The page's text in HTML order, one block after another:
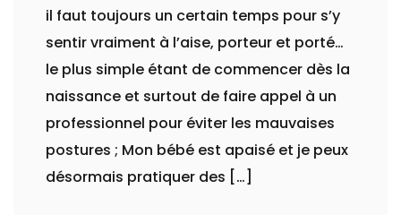
il faut toujours un certain temps pour s’y
sentir vraiment à l’aise, porteur et porté…
le plus simple étant de commencer dès la
naissance et surtout de faire appel à un
professionnel pour éviter les mauvaises
postures ; Mon bébé est apaisé et je peux
désormais pratiquer des […]